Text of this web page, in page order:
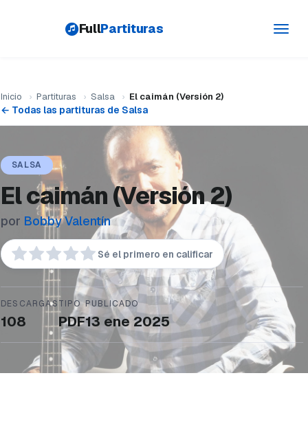
FullPartituras
Inicio › Partituras › Salsa › El caimán (Versión 2)
← Todas las partituras de Salsa
SALSA
El caimán (Versión 2)
por Bobby Valentín
Sé el primero en calificar
DESCARGAS
108
TIPO
PDF
PUBLICADO
13 ene 2025